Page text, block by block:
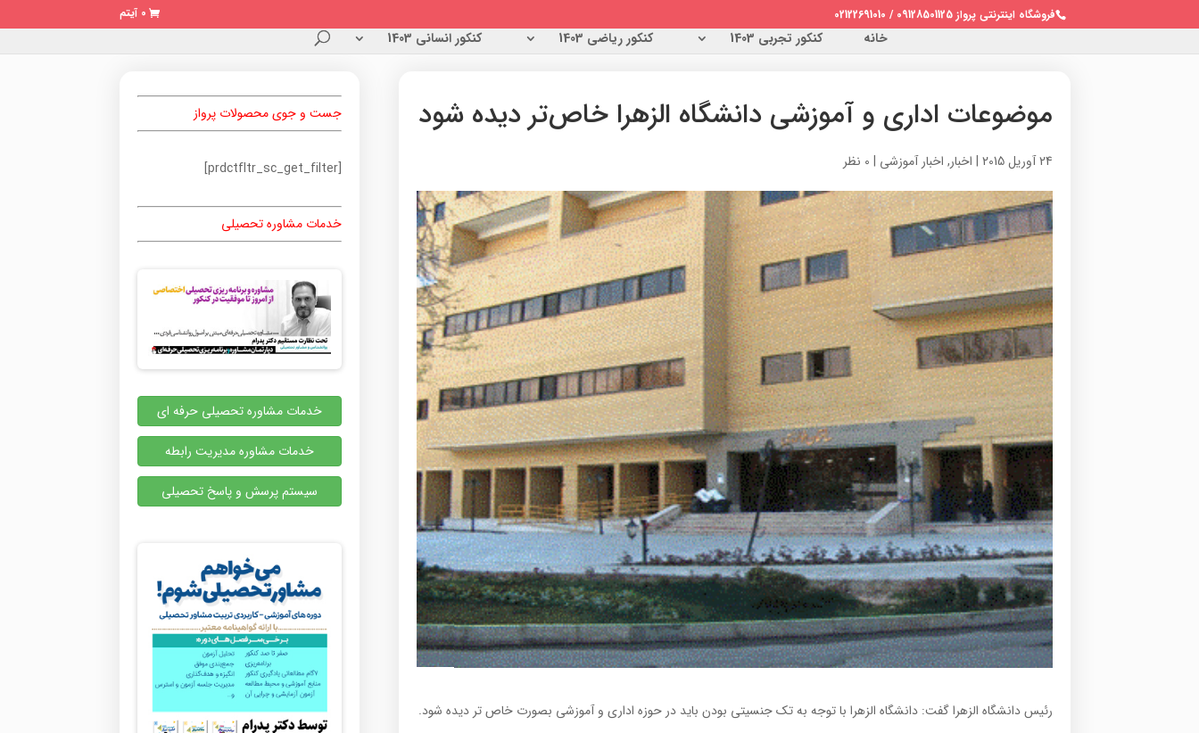
فروشگاه اینترنتی پرواز 09128501125 / 02122691010 0 آیتم
خانه کنکور تجربی 1403 کنکور ریاضی 1403 کنکور انسانی 1403
موضوعات اداری و آموزشی دانشگاه الزهرا خاص‌تر دیده شود
24 آوریل 2015 | اخبار, اخبار آموزشی | 0 نظر
رئیس دانشگاه الزهرا گفت: دانشگاه الزهرا با توجه به تک جنسیتی بودن باید در حوزه اداری و آموزشی بصورت خاص تر دیده شود.
جست و جوی محصولات پرواز
[prdctfltr_sc_get_filter]
خدمات مشاوره تحصیلی
خدمات مشاوره تحصیلی حرفه ای
خدمات مشاوره مدیریت رابطه
سیستم پرسش و پاسخ تحصیلی